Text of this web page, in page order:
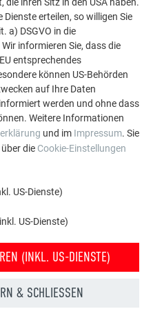
in Erinnerung
zum Beispiel Dachfenster
wurden als üblich und
nicht stören, und
Architekten einen
für dieintegrierte
Regenfallrohr
ihren Sitz in den USA haben.
erteilen, so willigen Sie
a) DSGVO in die
informieren Sie, dass die
entsprechendes
können US-Behörden
auf Ihre Daten
werden und ohne dass
Weitere Informationen
und im Impressum. Sie
die Cookie-Einstellungen
US-Dienste)
US-Dienste)
(INKL. US-DIENSTE)
& SCHLIESSEN